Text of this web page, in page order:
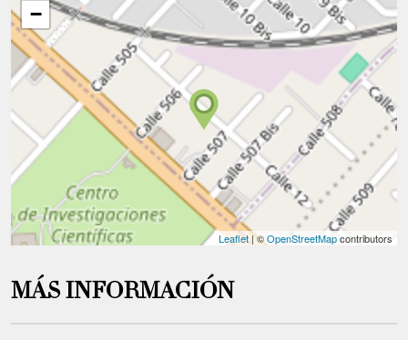
−
Leaflet | ©OpenStreetMapcontributors
MÁS INFORMACIÓN